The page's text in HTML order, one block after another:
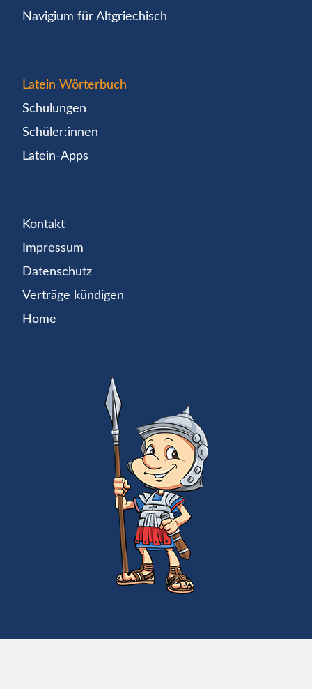
Navigium für Altgriechisch
Latein Wörterbuch
Schulungen
Schüler:innen
Latein-Apps
Kontakt
Impressum
Datenschutz
Verträge kündigen
Home